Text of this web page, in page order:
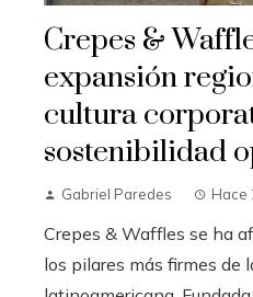
Crepes &
expansión
cultura
sostenibilidad
Gabriel Paredes Hace
Crepes & Waffles se ha
los pilares más firmes de